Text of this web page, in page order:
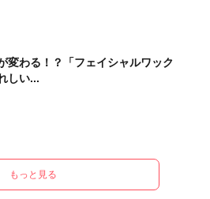
変わる！？「フェイシャルワック
しい...
もっと見る